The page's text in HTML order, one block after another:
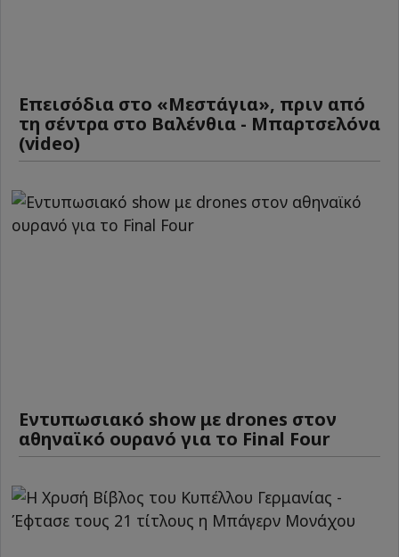
Επεισόδια στο «Μεστάγια», πριν από
τη σέντρα στο Βαλένθια - Μπαρτσελόνα
(video)
Εντυπωσιακό show με drones στον
αθηναϊκό ουρανό για το Final Four